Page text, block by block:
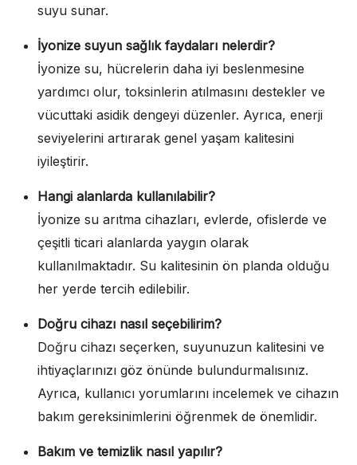
suyu sunar.
İyonize suyun sağlık faydaları nelerdir?
İyonize su, hücrelerin daha iyi beslenmesine
yardımcı olur, toksinlerin atılmasını destekler ve
vücuttaki asidik dengeyi düzenler. Ayrıca, enerji
seviyelerini artırarak genel yaşam kalitesini
iyileştirir.
Hangi alanlarda kullanılabilir?
İyonize su arıtma cihazları, evlerde, ofislerde ve
çeşitli ticari alanlarda yaygın olarak
kullanılmaktadır. Su kalitesinin ön planda olduğu
her yerde tercih edilebilir.
Doğru cihazı nasıl seçebilirim?
Doğru cihazı seçerken, suyunuzun kalitesini ve
ihtiyaçlarınızı göz önünde bulundurmalısınız.
Ayrıca, kullanıcı yorumlarını incelemek ve cihazın
bakım gereksinimlerini öğrenmek de önemlidir.
Bakım ve temizlik nasıl yapılır?